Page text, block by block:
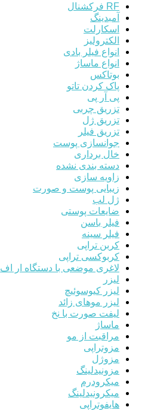
RF فرکشنال
آمبدینگ
اسکارلت
الکترولیز
انواع فیلر بادی
انواع ماساژ
بوتاکس
پاک کردن تاتو
پی آر پی
تزریق چربی
تزریق ژل
تزریق فیلر
جوانسازی پوست
خال برداری
دسته بندی نشده
زاویه سازی
زیبایی پوست و صورت
ژل لب
ضایعات پوستی
فیلر باسن
فیلر سینه
کربن تراپی
کربوکسی تراپی
لاغری موضعی با دستگاه ار اف
لیزر
لیزر کیوسوئیچ
لیزر موهای زائد
لیفت صورت با نخ
ماساژ
مراقبت از مو
مزوتراپی
مزوژل
مزونیدلینگ
میکرودرم
میکرونیدلینگ
هایفوتراپی